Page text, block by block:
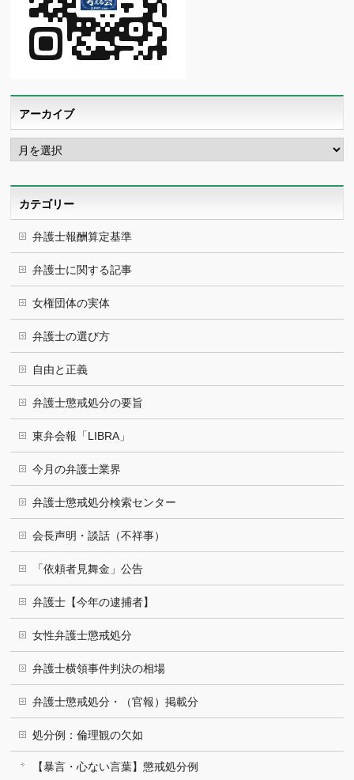
アーカイブ
ア
ー
カ
カテゴリー
弁護士報酬算定基準
弁護士に関する記事
女権団体の実体
弁護士の選び方
自由と正義
弁護士懲戒処分の要旨
東弁会報「LIBRA」
今月の弁護士業界
弁護士懲戒処分検索センター
会長声明・談話（不祥事）
「依頼者見舞金」公告
弁護士【今年の逮捕者】
女性弁護士懲戒処分
弁護士横領事件判決の相場
弁護士懲戒処分・（官報）掲載分
処分例：倫理観の欠如
【暴言・心ない言葉】懲戒処分例